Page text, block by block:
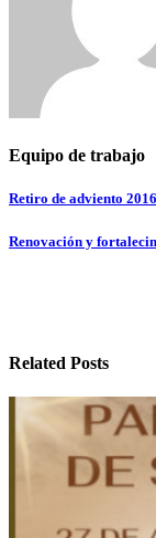
Equipo de trabajo
Navegación
de
Retiro de adviento
Renovación y
Related Posts